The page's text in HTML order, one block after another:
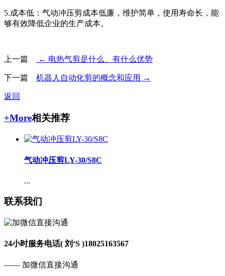
5.成本低：气动冲压剪成本低廉，维护简单，使用寿命长，能
够有效降低企业的生产成本。
上一篇 ← 电热气剪是什么、有什么优势
下一篇 机器人自动化剪的概念和应用 →
返回
+More相关推荐
气动冲压剪LY-30/S8C
...
联系我们
24小时服务电话( 刘‘S )18025163567
—— 加微信直接沟通